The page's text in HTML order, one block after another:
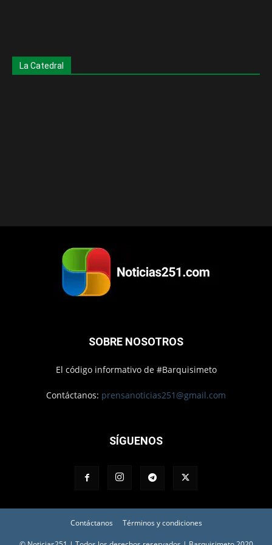
La Catedral
SOBRE NOSOTROS
El código informativo de #Barquisimeto
Contáctanos: prensanoticias251@gmail.com
SÍGUENOS
Contáctanos Términos y condiciones